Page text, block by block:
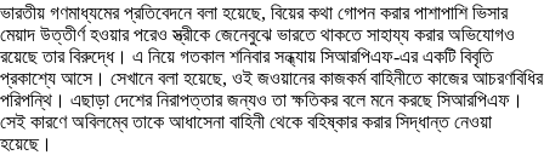
ভারতীয় গণমাধ্যমের প্রতিবেদনে বলা হয়েছে, বিয়ের কথা গোপন করার পাশাপাশি ভিসার
মেয়াদ উত্তীর্ণ হওয়ার পরেও স্ত্রীকে জেনেবুঝে ভারতে থাকতে সাহায্য করার অভিযোগও
রয়েছে তার বিরুদ্ধে। এ নিয়ে গতকাল শনিবার সন্ধ্যায় সিআরপিএফ-এর একটি বিবৃতি
প্রকাশ্যে আসে। সেখানে বলা হয়েছে, ওই জওয়ানের কাজকর্ম বাহিনীতে কাজের আচরণবিধির
পরিপন্থি। এছাড়া দেশের নিরাপত্তার জন্যও তা ক্ষতিকর বলে মনে করছে সিআরপিএফ।
সেই কারণে অবিলম্বে তাকে আধাসেনা বাহিনী থেকে বহিষ্কার করার সিদ্ধান্ত নেওয়া
হয়েছে।